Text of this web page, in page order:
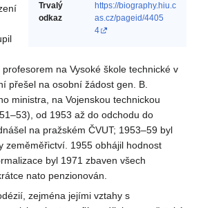
Trvalý
odkaz
https://biography.hiu.c
as.cz/pageid/4405
4
na Vysoké škole technické v
přešel na osobní žádost gen. B.
ministra, na Vojenskou technickou
od 1953 až do odchodu do
na pražském ČVUT; 1953–59 byl
zeměměřictví. 1955 obhájil hodnost
byl 1971 zbaven všech
nato penzionován.
zejména jejími vztahy s